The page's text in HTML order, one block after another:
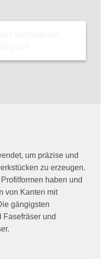
um präzise und
zu erzeugen.
haben und
von Kanten mit
gängigsten
Fasefräser und